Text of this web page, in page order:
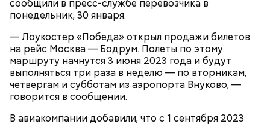
сообщили в пресс-службе перевозчика в
понедельник, 30 января.
— Лоукостер «Победа» открыл продажи билетов
на рейс Москва — Бодрум. Полеты по этому
маршруту начнутся 3 июня 2023 года и будут
выполняться три раза в неделю — по вторникам,
четвергам и субботам из аэропорта Внуково, —
говорится в сообщении.
В авиакомпании добавили, что с 1 сентября 2023
Внутри Мавзолея находится траурный зал, где
покоится тело Ленина. Он оформлен в темных и
красных тонах. Тело Владимира Ильича
подсвечивают 14 лампочек розового спектра,
велосипедов. Но без толку: на подставки не ставят,
а ставят у дверей. И это прямо мешает очень
сильно, — сказал Иван, 19 лет.